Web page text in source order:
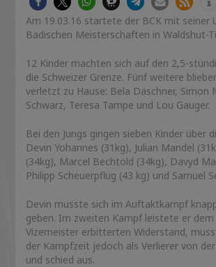
Am 19.03.16 startete der BCK mit seiner
Badischen Meisterschaften in Waldshut-
12 Kinder machten sich auf den 2,5-
die Schweizer Grenze. Fünf weitere
verletzt zu Hause: Bela Däschner, Simon
Schwarz, Teresa Tampe und Lou Gauger.
Bei den Jungs gingen sieben Kinder über
Devin Yohannes (31kg), Julian Mandel
(34kg), Marcel Bechtold (34kg), Davyd
Philipp Scheuerpflug (43 kg) und Samuel
Devin musste sich im Auftaktkampf
geben. Im zweiten Kampf leistete er dem
Vizemeister erbitterten Widerstand,
der Kampfzeit jedoch als Verlierer von
und schied aus.